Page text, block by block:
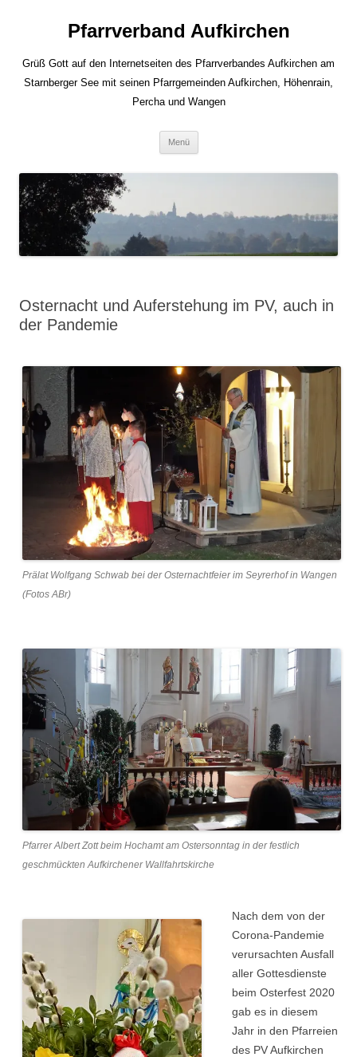
Pfarrverband Aufkirchen
Grüß Gott auf den Internetseiten des Pfarrverbandes Aufkirchen am
Starnberger See mit seinen Pfarrgemeinden Aufkirchen, Höhenrain,
Percha und Wangen
Menü
Osternacht und Auferstehung im PV, auch in
der Pandemie
Prälat Wolfgang Schwab bei der Osternachtfeier im Seyrerhof in Wangen
(Fotos ABr)
Pfarrer Albert Zott beim Hochamt am Ostersonntag in der festlich
geschmückten Aufkirchener Wallfahrtskirche
Nach dem von der
Corona-Pandemie
verursachten Ausfall
aller Gottesdienste
beim Osterfest 2020
gab es in diesem
Jahr in den Pfarreien
des PV Aufkirchen